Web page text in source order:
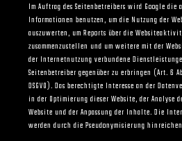
Im Auftrag des Seitenbetreibers wird Google die
Informationen benutzen, um die Nutzung der
auszuwerten, um Reports über die
zusammenzustellen und um weitere mit der
der Internetnutzung verbundene
Seitenbetreiber gegenüber zu erbringen (Art. 6
DSGVO). Das berechtigte Interesse an der
in der Optimierung dieser Website, der Analyse
Website und der Anpassung der Inhalte. Die
werden durch die Pseudonymisierung